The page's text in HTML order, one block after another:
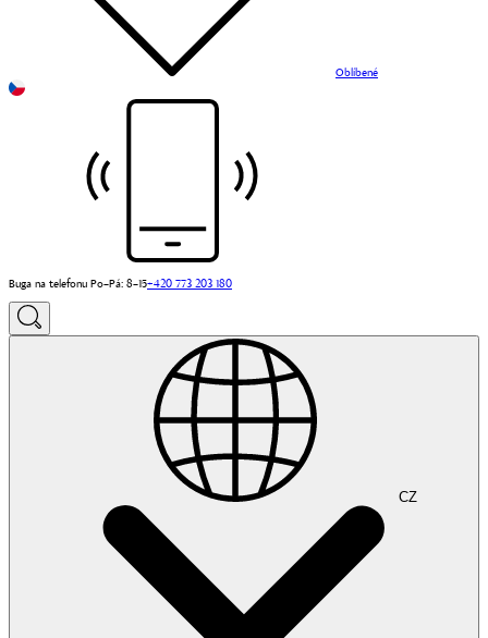
Oblíbené
Buga na telefonu Po–Pá: 8–15+420 773 203 180
CZ